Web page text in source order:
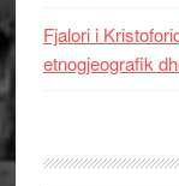
Fjalori i
etnogjeografik